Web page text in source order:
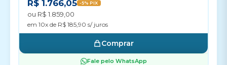
R$ 1.766,05 -5% PIX
ou R$ 1.859,00
em 10x de R$ 185,90 s/ juros
Comprar
Fale pelo WhatsApp